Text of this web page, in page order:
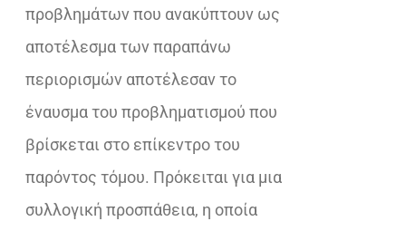
προβλημάτων που ανακύπτουν ως
αποτέλεσμα των παραπάνω
περιορισμών αποτέλεσαν το
έναυσμα του προβληματισμού που
βρίσκεται στο επίκεντρο του
παρόντος τόμου. Πρόκειται για μια
συλλογική προσπάθεια, η οποία